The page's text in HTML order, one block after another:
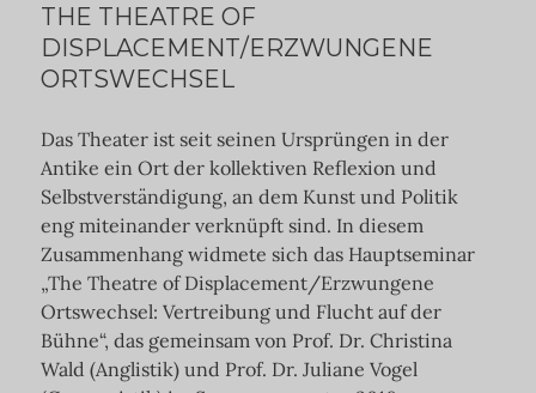
THE THEATRE OF
DISPLACEMENT/ERZWUNGENE
ORTSWECHSEL
Das Theater ist seit seinen Ursprüngen in der
Antike ein Ort der kollektiven Reflexion und
Selbstverständigung, an dem Kunst und Politik
eng miteinander verknüpft sind. In diesem
Zusammenhang widmete sich das Hauptseminar
„The Theatre of Displacement/Erzwungene
Ortswechsel: Vertreibung und Flucht auf der
Bühne“, das gemeinsam von Prof. Dr. Christina
Wald (Anglistik) und Prof. Dr. Juliane Vogel